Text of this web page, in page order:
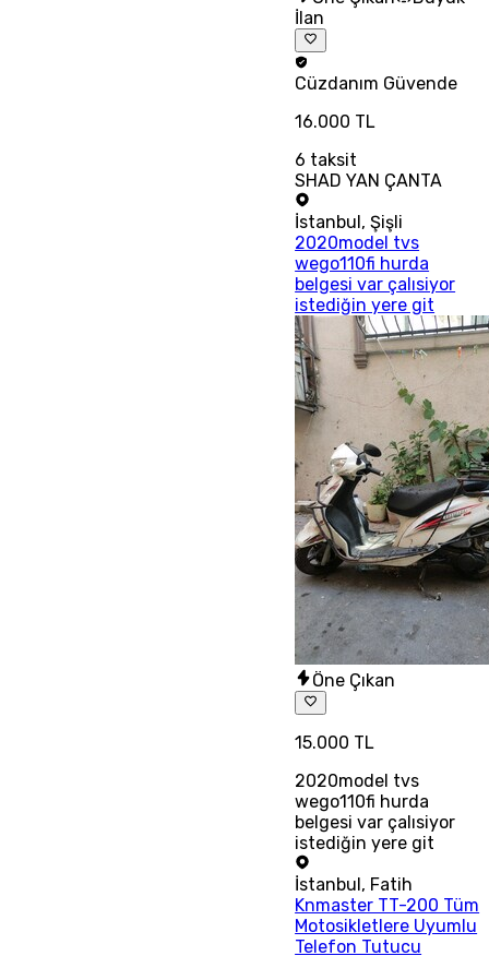
İlan
Cüzdanım Güvende
16.000 TL
6 taksit
SHAD YAN ÇANTA
İstanbul,Şişli
2020model tvs
wego110fi hurda
belgesi var çalısiyor
istediğin yere git
Öne Çıkan
15.000 TL
2020model tvs
wego110fi hurda
belgesi var çalısiyor
istediğin yere git
İstanbul , Fatih
Knmaster TT-200 Tüm
Motosikletlere Uyumlu
Telefon Tutucu